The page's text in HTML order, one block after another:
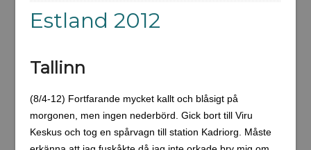
Estland 2012
Tallinn
(8/4-12) Fortfarande mycket kallt och blåsigt på
morgonen, men ingen nederbörd. Gick bort till Viru
Keskus och tog en spårvagn till station Kadriorg. Måste